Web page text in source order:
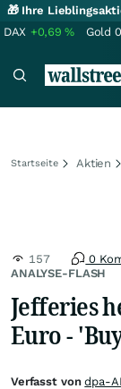
🎁 Ihre
DAX +0,69% Gold
Startseite Aktien
ANALYSE-FLASH
157 0
Jefferies
Euro -
Verfasst vondpa-